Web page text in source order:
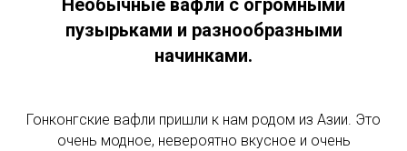
Необычные вафли с огромными
пузырьками и разнообразными
начинками.
Гонконгские вафли пришли к нам родом из Азии. Это
очень модное, невероятно вкусное и очень